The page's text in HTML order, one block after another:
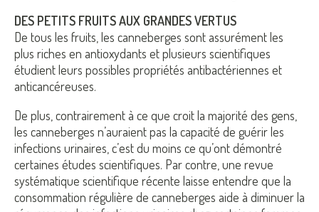
DES PETITS FRUITS AUX GRANDES VERTUS
De tous les fruits, les canneberges sont assurément les
plus riches en antioxydants et plusieurs scientifiques
étudient leurs possibles propriétés antibactériennes et
anticancéreuses.
De plus, contrairement à ce que croit la majorité des gens,
les canneberges n’auraient pas la capacité de guérir les
infections urinaires, c’est du moins ce qu’ont démontré
certaines études scientifiques. Par contre, une revue
systématique scientifique récente laisse entendre que la
consommation régulière de canneberges aide à diminuer la